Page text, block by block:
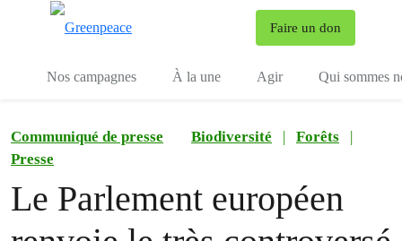
Faire un don
Nos campagnes À la une Agir Qui sommes
Communiqué de presse Biodiversité | Forêts
|
Presse
Le Parlement européen